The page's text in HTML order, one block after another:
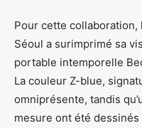
Pour cette collaboration,
Séoul a surimprimé sa
portable intemporelle
La couleur Z-blue,
omniprésente, tandis
mesure ont été dessinés